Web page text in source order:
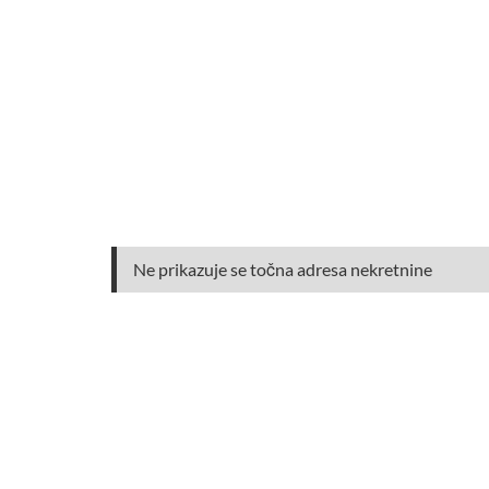
Ne prikazuje se točna adresa nekretnine